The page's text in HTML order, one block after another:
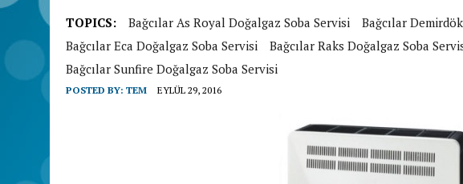
TOPICS: Bağcılar As Royal Doğalgaz Soba Servisi
Bağcılar
Bağcılar Eca Doğalgaz Soba Servisi
Bağcılar Raks Doğalgaz Soba
Bağcılar Sunfire Doğalgaz Soba Servisi
POSTED BY: TEM EYLÜL 29, 2016